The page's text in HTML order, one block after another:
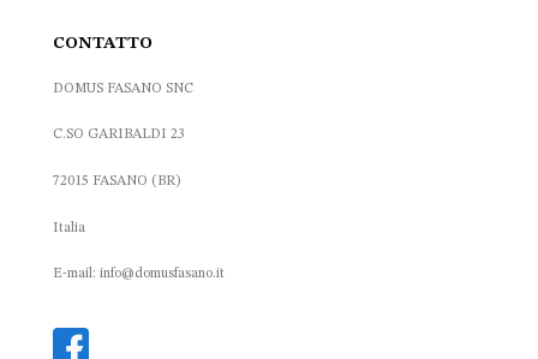
CONTATTO
DOMUS FASANO SNC
C.SO GARIBALDI 23
72015 FASANO (BR)
Italia
E-mail: info@domusfasano.it